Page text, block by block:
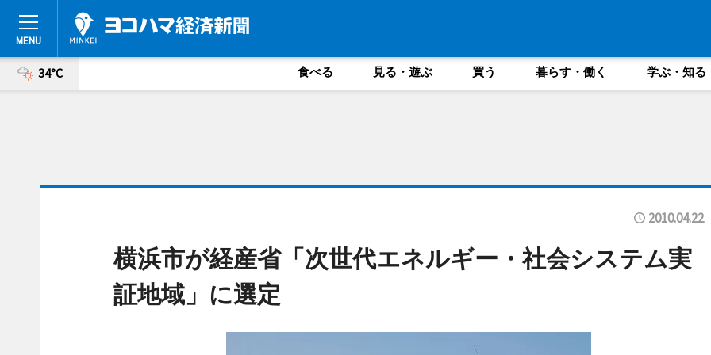
34°C 食べる 見る・遊ぶ 買う 暮らす・働く 学ぶ・知る
2010.04.22
横浜市が経産省「次世代エネルギー・社会システム実
証地域」に選定